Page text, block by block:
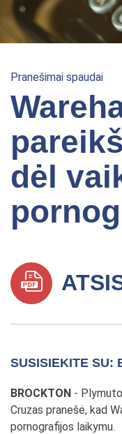
Pranešimai spaudai
dėl
SUSISIEKITE SU:
BROCKTON -
Cruzas pranešė, kad
pornografijos laikymu.